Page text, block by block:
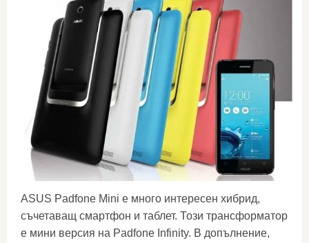
ASUS Padfone Mini е много интересен хибрид,
съчетаващ смартфон и таблет. Този трансформатор
е мини версия на Padfone Infinity. В допълнение,